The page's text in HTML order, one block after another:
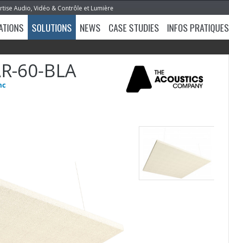
Audio, Vidéo & Contrôle et Lumière
SOLUTIONS NEWS CASE STUDIES INFOS PRATIQUES
60-BLA